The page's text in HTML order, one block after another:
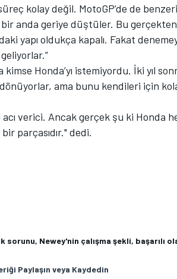
kolay değil. MotoGP’de de
anda geriye düştüler. Bu gerçekten
yapı oldukça kapalı. Fakat
kimse Honda’yı istemiyordu. İki yıl
ama bunu kendileri için
verici. Ancak gerçek şu ki Honda
parçasıdır." dedi.
Newey'nin çalışma şekli, başarılı
Paylaşın veya Kaydedin